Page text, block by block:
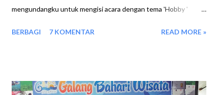
mengundangku untuk mengisi acara dengan tema 'Hobby '
tamu untuk bincang santai on air, dimana aku diberi beberapa
agak memaksakan diri, syukurlah mas reyvimo sosok yang sangat
BERBAGI 7 KOMENTAR READ MORE »